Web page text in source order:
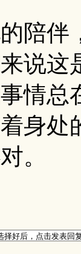
陪伴
说这
情总
身处
。